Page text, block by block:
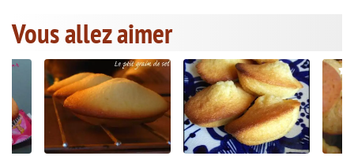
Vous allez aimer